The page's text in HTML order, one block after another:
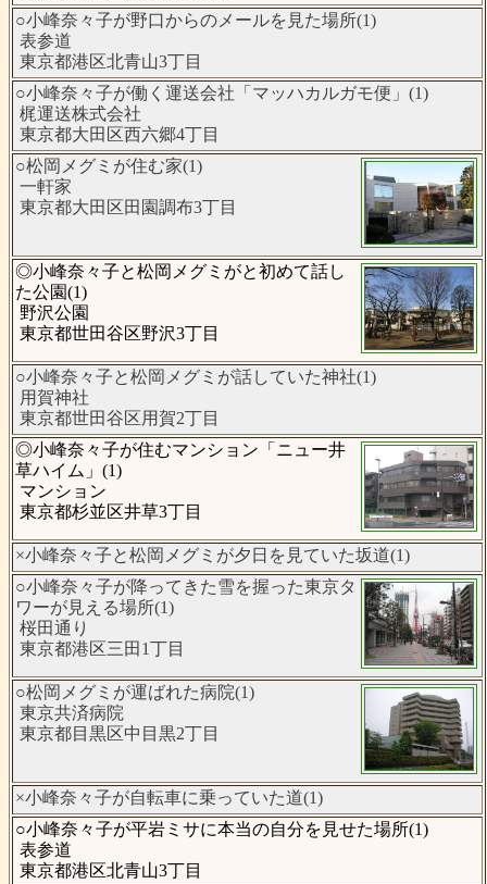
○小峰奈々子が野口からのメールを見た場所(1)
表参道
東京都港区北青山3丁目
○小峰奈々子が働く運送会社「マッハカルガモ便」(1)
梶運送株式会社
東京都大田区西六郷4丁目
○松岡メグミが住む家(1)
一軒家
東京都大田区田園調布3丁目
◎小峰奈々子と松岡メグミがと初めて話し
た公園(1)
野沢公園
東京都世田谷区野沢3丁目
○小峰奈々子と松岡メグミが話していた神社(1)
用賀神社
東京都世田谷区用賀2丁目
◎小峰奈々子が住むマンション「ニュー井
草ハイム」(1)
マンション
東京都杉並区井草3丁目
×小峰奈々子と松岡メグミが夕日を見ていた坂道(1)
○小峰奈々子が降ってきた雪を握った東京タ
ワーが見える場所(1)
桜田通り
東京都港区三田1丁目
○松岡メグミが運ばれた病院(1)
東京共済病院
東京都目黒区中目黒2丁目
×小峰奈々子が自転車に乗っていた道(1)
○小峰奈々子が平岩ミサに本当の自分を見せた場所(1)
表参道
東京都港区北青山3丁目